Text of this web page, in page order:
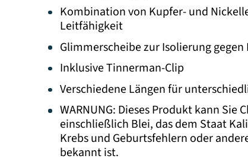
Kombination von Kupfer- und
Leitfähigkeit
Glimmerscheibe zur Isolierung
Inklusive Tinnerman-Clip
Verschiedene Längen für
WARNUNG: Dieses Produkt kann Sie
einschließlich Blei, das dem Staat
Krebs und Geburtsfehlern oder
bekannt ist.